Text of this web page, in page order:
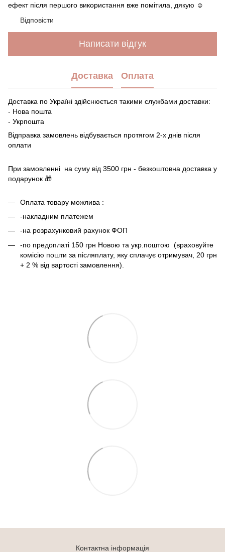
ефект після першого використання вже помітила, дякую ☺️
Відповісти
Написати відгук
Доставка Оплата
Доставка по Україні здійснюється такими службами доставки:
- Нова пошта
- Укрпошта
Відправка замовлень відбувається протягом 2-х днів після
оплати
При замовленні на суму від 3500 грн - безкоштовна доставка у
подарунок 🎁
Оплата товару можлива :
-накладним платежем
-на розрахунковий рахунок ФОП
-по предоплаті 150 грн Новою та укр.поштою (враховуйте
комісію пошти за післяплату, яку сплачує отримувач, 20 грн
+ 2 % від вартості замовлення).
Контактна інформація